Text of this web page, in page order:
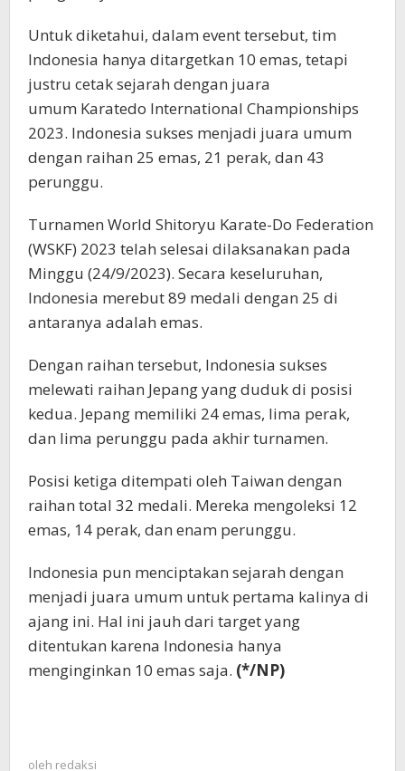
Untuk diketahui, dalam event tersebut, tim
Indonesia hanya ditargetkan 10 emas, tetapi
justru cetak sejarah dengan juara
umum Karatedo International Championships
2023. Indonesia sukses menjadi juara umum
dengan raihan 25 emas, 21 perak, dan 43
perunggu.
Turnamen World Shitoryu Karate-Do Federation
(WSKF) 2023 telah selesai dilaksanakan pada
Minggu (24/9/2023). Secara keseluruhan,
Indonesia merebut 89 medali dengan 25 di
antaranya adalah emas.
Dengan raihan tersebut, Indonesia sukses
melewati raihan Jepang yang duduk di posisi
kedua. Jepang memiliki 24 emas, lima perak,
dan lima perunggu pada akhir turnamen.
Posisi ketiga ditempati oleh Taiwan dengan
raihan total 32 medali. Mereka mengoleksi 12
emas, 14 perak, dan enam perunggu.
Indonesia pun menciptakan sejarah dengan
menjadi juara umum untuk pertama kalinya di
ajang ini. Hal ini jauh dari target yang
ditentukan karena Indonesia hanya
menginginkan 10 emas saja. (*/NP)
oleh redaksi